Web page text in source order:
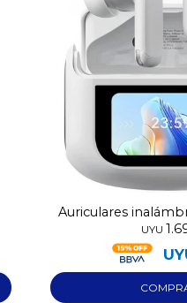
Auriculares
Airbuds
UYU